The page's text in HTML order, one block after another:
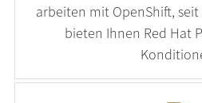
arbeiten mit OpenShift, seit
bieten Ihnen Red Hat